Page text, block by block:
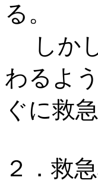
る。
しかし
わるよ
ぐに救
２．救